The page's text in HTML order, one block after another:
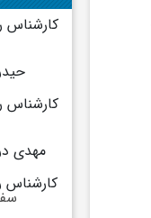
کارشناس
کارشناس
مهدی
کارشناس